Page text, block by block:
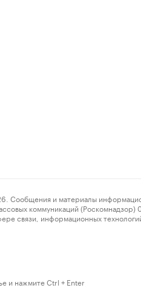
и материалы
коммуникаций
связи, информационных
и нажмите Ctrl + Enter